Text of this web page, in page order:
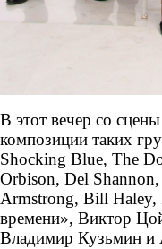
В этот вечер со
композиции таких
Shocking Blue, The
Orbison, Del Shannon,
Armstrong, Bill Haley,
времени», Виктор
Владимир Кузьмин и